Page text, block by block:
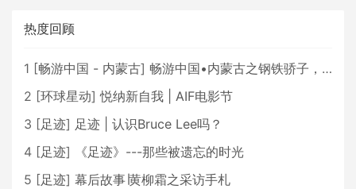
热度回顾
1 [畅游中国 - 内蒙古] 畅游中国•内蒙古之钢铁骄子，魅力包头
2 [环球星动] 悦纳新自我 | AIF电影节
3 [足迹] 足迹 | 认识Bruce Lee吗？
4 [足迹]
《足迹》---那些被遗忘的时光
5 [足迹] 幕后故事∣黄柳霜之采访手札